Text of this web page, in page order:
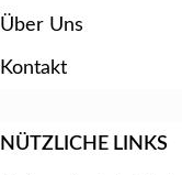
Über Uns
Kontakt
NÜTZLICHE LINKS